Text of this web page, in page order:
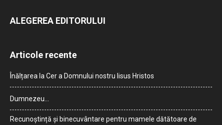
ALEGEREA EDITORULUI
Articole recente
Înălțarea la Cer a Domnului nostru Iisus Hristos
Dumnezeu…
Recunoștință și binecuvântare pentru mamele dătătoare de